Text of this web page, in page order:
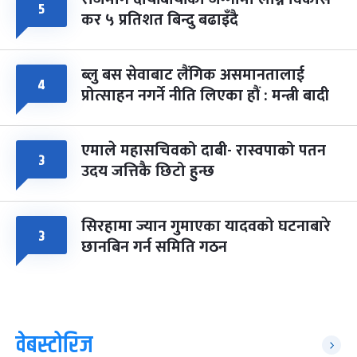
५ कर ५ प्रतिशत बिन्दु बढाइँदै
४ ब्लु बस सेवाबाट लैंगिक असमानतालाई
प्रोत्साहन नगर्ने नीति लिएका हौं : मन्त्री बादी
३ एमाले महासचिवको दाबी- रास्वपाको पतन
उदय जत्तिकै छिटो हुन्छ
३ सिरहामा ज्यान गुमाएका यादवको घटनाबारे
छानबिन गर्न समिति गठन
वेबस्टोरिज